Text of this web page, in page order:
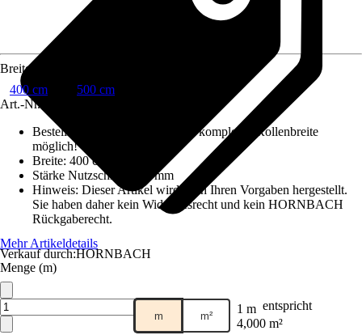
Verkauf durch:HORNBACH
Breite
400 cm
500 cm
Art.-Nr.
Bestellhinweis
Abnahme nur in kompletter Rollenbreite
möglich!
Breite: 400 cm
Stärke Nutzschicht
0,4 mm
Hinweis: Dieser Artikel wird nach Ihren Vorgaben hergestellt.
Sie haben daher kein Widerrufsrecht und kein HORNBACH
Rückgaberecht.
Mehr Artikeldetails
Menge (m)
m m² 1 m entspricht
4,000 m²